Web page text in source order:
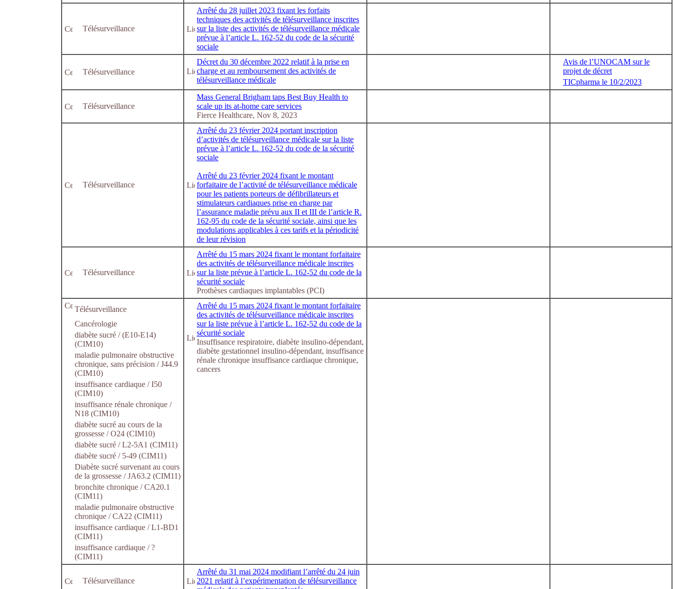
Télésurveillance
Arrêté du 28 juillet 2023 fixant les forfaits
techniques des activités de télésurveillance inscrites
sur la liste des activités de télésurveillance médicale
prévue à l’article L. 162-52 du code de la sécurité
sociale
Télésurveillance
Décret du 30 décembre 2022 relatif à la prise en
charge et au remboursement des activités de
télésurveillance médicale
Avis de l’UNOCAM sur le
projet de décret
TICpharma le 10/2/2023
Télésurveillance
Mass General Brigham taps Best Buy Health to
scale up its at-home care services
Fierce Healthcare, Nov 8, 2023
Télésurveillance
Arrêté du 23 février 2024 portant inscription
d’activités de télésurveillance médicale sur la liste
prévue à l’article L. 162-52 du code de la sécurité
sociale
Arrêté du 23 février 2024 fixant le montant
forfaitaire de l’activité de télésurveillance médicale
pour les patients porteurs de défibrillateurs et
stimulateurs cardiaques prise en charge par
l’assurance maladie prévu aux II et III de l’article R.
162-95 du code de la sécurité sociale, ainsi que les
modulations applicables à ces tarifs et la périodicité
de leur révision
Télésurveillance
Arrêté du 15 mars 2024 fixant le montant forfaitaire
des activités de télésurveillance médicale inscrites
sur la liste prévue à l’article L. 162-52 du code de la
sécurité sociale
Prothèses cardiaques implantables (PCI)
Télésurveillance
Cancérologie
diabète sucré / (E10-E14)
(CIM10)
maladie pulmonaire obstructive
chronique, sans précision / J44.9
(CIM10)
insuffisance cardiaque / I50
(CIM10)
insuffisance rénale chronique /
N18 (CIM10)
diabète sucré au cours de la
grossesse / O24 (CIM10)
diabète sucré / L2-5A1 (CIM11)
diabète sucré / 5-49 (CIM11)
Diabète sucré survenant au cours
de la grossesse / JA63.2 (CIM11)
bronchite chronique / CA20.1
(CIM11)
maladie pulmonaire obstructive
chronique / CA22 (CIM11)
insuffisance cardiaque / L1-BD1
(CIM11)
insuffisance cardiaque / ?
(CIM11)
Arrêté du 15 mars 2024 fixant le montant forfaitaire
des activités de télésurveillance médicale inscrites
sur la liste prévue à l’article L. 162-52 du code de la
sécurité sociale
Insuffisance respiratoire, diabète insulino-dépendant,
diabète gestationnel insulino-dépendant, insuffisance
rénale chronique insuffisance cardiaque chronique,
cancers
Télésurveillance
Arrêté du 31 mai 2024 modifiant l’arrêté du 24 juin
2021 relatif à l’expérimentation de télésurveillance